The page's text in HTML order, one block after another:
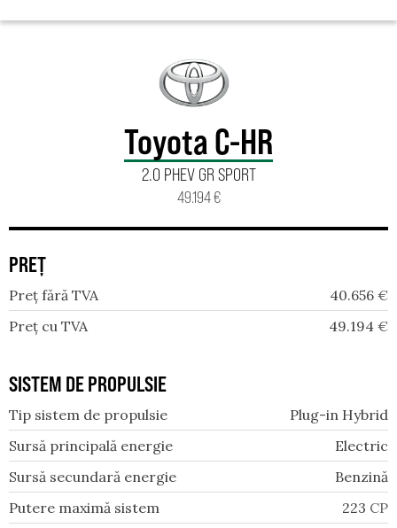
Toyota C-HR
2.0 PHEV GR SPORT
49.194 €
PREȚ
Preț fără TVA 40.656 €
Preț cu TVA
49.194 €
SISTEM DE PROPULSIE
Tip sistem de propulsie
Plug-in Hybrid
Sursă principală energie
Electric
Sursă secundară energie
Benzină
Putere maximă sistem
223 CP